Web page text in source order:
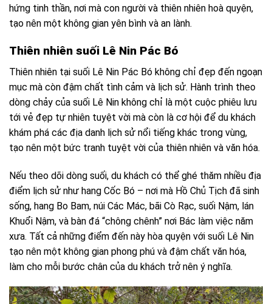
hứng tinh thần, nơi mà con người và thiên nhiên hoà quyện,
tạo nên một không gian yên bình và an lành.
Thiên nhiên suối Lê Nin Pác Bó
Thiên nhiên tại suối Lê Nin Pác Bó không chỉ đẹp đến ngoạn
mục mà còn đậm chất tình cảm và lịch sử. Hành trình theo
dòng chảy của suối Lê Nin không chỉ là một cuộc phiêu lưu
tới vẻ đẹp tự nhiên tuyệt vời mà còn là cơ hội để du khách
khám phá các địa danh lịch sử nổi tiếng khác trong vùng,
tạo nên một bức tranh tuyệt vời của thiên nhiên và văn hóa.
Nếu theo dõi dòng suối, du khách có thể ghé thăm nhiều địa
điểm lịch sử như hang Cốc Bó – nơi mà Hồ Chủ Tịch đã sinh
sống, hang Bo Bam, núi Các Mác, bãi Cò Rạc, suối Nậm, lán
Khuổi Nậm, và bàn đá “chông chênh” nơi Bác làm việc năm
xưa. Tất cả những điểm đến này hòa quyện với suối Lê Nin
tạo nên một không gian phong phú và đậm chất văn hóa,
làm cho mỗi bước chân của du khách trở nên ý nghĩa.